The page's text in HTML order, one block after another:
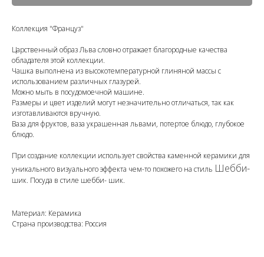
Коллекция "Француз"
Царственный образ Льва словно отражает благородные качества
обладателя этой коллекции.
Чашка выполнена из высокотемпературной глиняной массы с
использованием различных глазурей.
Можно мыть в посудомоечной машине.
Размеры и цвет изделий могут незначительно отличаться, так как
изготавливаются вручную.
Ваза для фруктов, ваза украшенная львами, потертое блюдо, глубокое
блюдо.
При создание коллекции использует свойства каменной керамики для
уникального визуального эффекта чем-то похожего на стиль Шебби-
шик. Посуда в стиле шебби- шик.
Материал: Керамика
Страна производства: Россия